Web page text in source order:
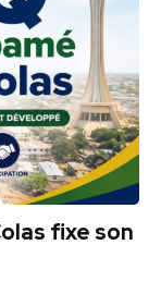
fixe son